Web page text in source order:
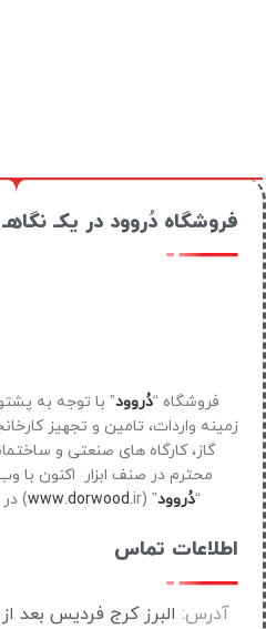
فروشگاه دُروود در یکـ
فروشگاه “دُروود
زمینه واردات، تامین و تجهیز
گاز، کارگاه های صنعتی و
محترم در صنف ابزار اکنون با
“دُروود” (
www.dorwood.ir) در خدمت گذاری آماده است.
اطلاعات تماس
آدرس: البرز کرج فردیس بعد